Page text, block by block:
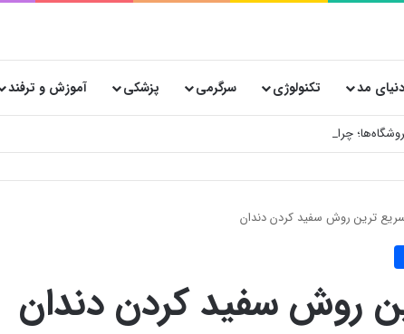
دنیای مد تکنولوژی سرگرمی پزشکی آموزش و ترفند
چرا انتخاب کارتن پستی حیاتی است؟
ترین روش سفید کردن دندان
روش سفید کردن دندان